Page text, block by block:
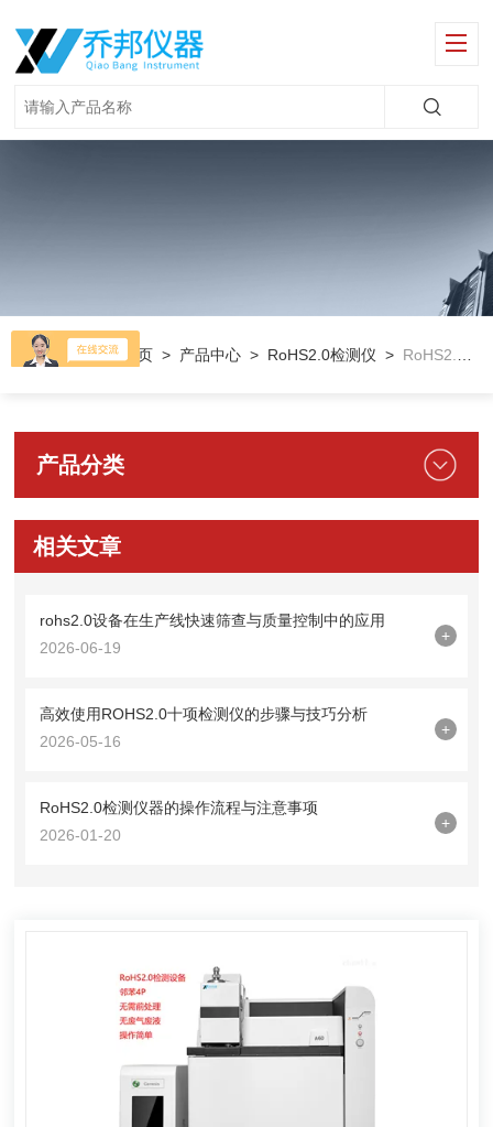
当前位置： 首页 > 产品中心 > RoHS2.0检测仪 > RoHS2.0检测仪器
产品分类
相关文章
rohs2.0设备在生产线快速筛查与质量控制中的应用
2026-06-19
+
高效使用ROHS2.0十项检测仪的步骤与技巧分析
2026-05-16
+
RoHS2.0检测仪器的操作流程与注意事项
2026-01-20
+